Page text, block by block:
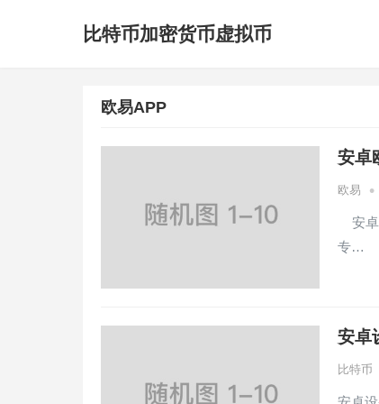
比特币加密货币虚拟币
欧易APP
安卓
欧易 •
安卓
专…
安卓
比特币